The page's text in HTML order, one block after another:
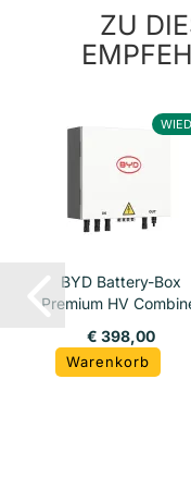
ZU
BYD Battery-Box
Premium HV
€ 398,00
Warenkorb